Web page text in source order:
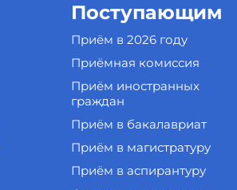
Поступающим
Приём в 2026 году
Приёмная комиссия
Приём иностранных
граждан
Приём в бакалавриат
Приём в магистратуру
Приём в аспирантуру